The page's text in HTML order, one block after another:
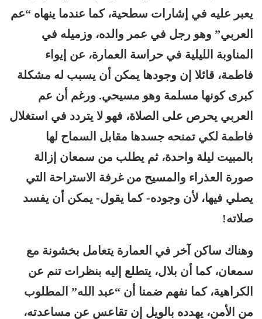
يعبر عليه في إشارات سطحية، كما عندما ينهاه “عم
العربي” وهو رجل في عمر والده، وزميله في
المناوبة الليلية في حراسة العمارة، عن إيواء
فاطمة، قائلا إن وجودها يمكن أن يسبب له مشكلة
كبرى كونها مسلمة وهو مسيحي. ورغم أن عم
العربي يحرص على الصلاة، فهو لا يتردد في استغلال
فاطمة لكي تمنحه جسدها مقابل السماح لها
بالمبيت ليلة واحدة، ثم يطلب من سمعان إزالة
صورة العذراء والمسيح من غرفة الاستراحة التي
يصلي فيها، لأن وجوده- كما يقول- يمكن أن يفسد
صلاته!
وهناك ساكن آخر في العمارة يتعامل بخشونة مع
سمعان، كما أن بلال، يتطلع إليه بنظرات تنم عن
الكراهية، كما نفهم ضمنا أن “عبد الله” المطلوب
من الأمن، يهدده بالويل إن تقاعس عن مساعدته،